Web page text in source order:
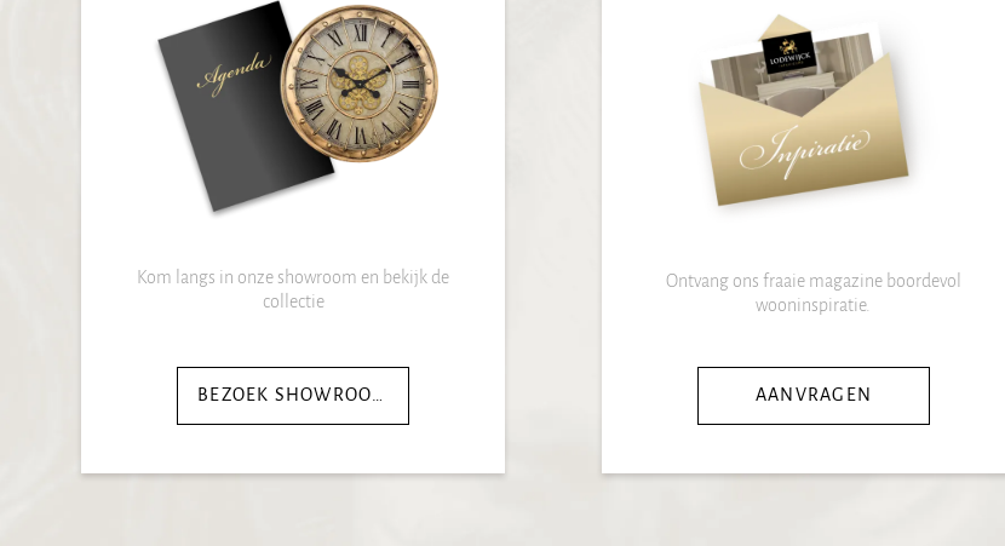
Kom langs in onze showroom en bekijk de
collectie
BEZOEK SHOWROOM
Ontvang ons fraaie magazine boordevol
wooninspiratie.
AANVRAGEN